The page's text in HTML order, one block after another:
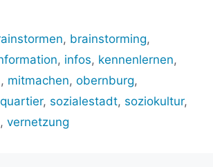
, brainstorming,
, infos, kennenlernen,
, mitmachen, obernburg,
quartier, sozialestadt, soziokultur,
, vernetzung